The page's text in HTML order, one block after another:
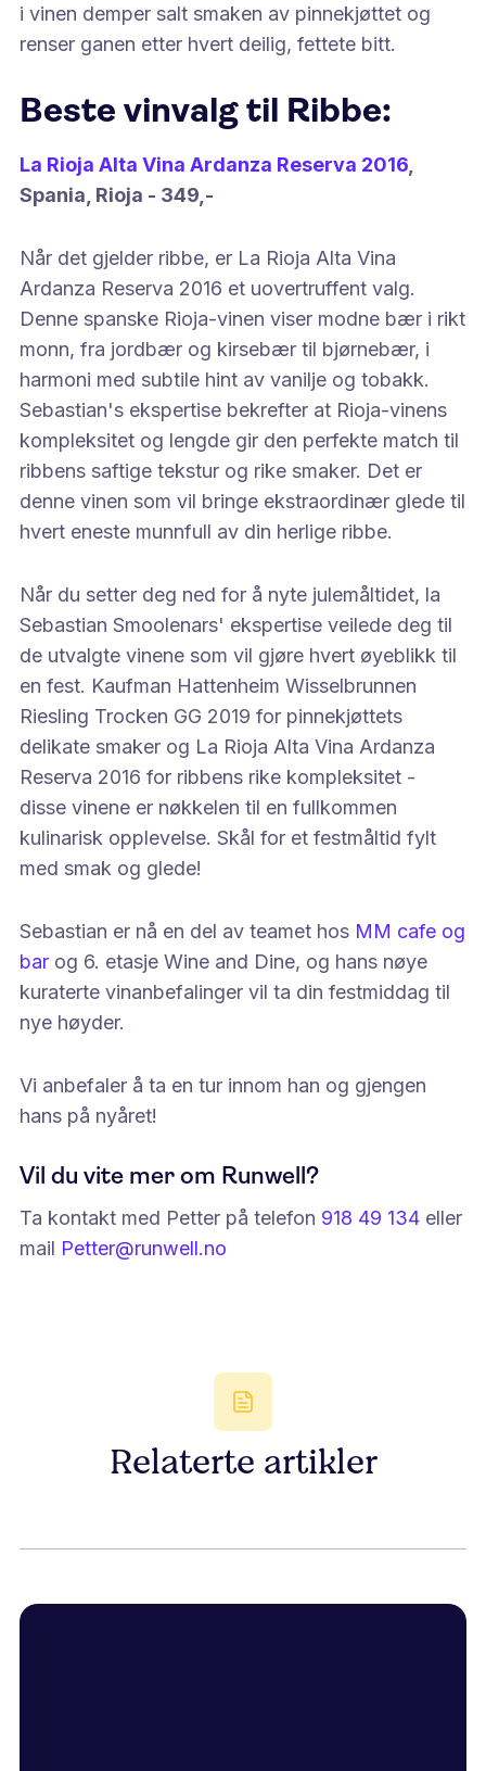
i vinen demper salt smaken av pinnekjøttet og
renser ganen etter hvert deilig, fettete bitt.
Beste vinvalg til Ribbe:
La Rioja Alta Vina Ardanza Reserva 2016
Spania, Rioja - 349,-
Når det gjelder ribbe, er La Rioja Alta Vina
Ardanza Reserva 2016 et uovertruffent valg.
Denne spanske Rioja-vinen viser modne bær i rikt
monn, fra jordbær og kirsebær til bjørnebær, i
harmoni med subtile hint av vanilje og tobakk.
Sebastian's ekspertise bekrefter at Rioja-vinens
kompleksitet og lengde gir den perfekte match til
ribbens saftige tekstur og rike smaker. Det er
denne vinen som vil bringe ekstraordinær glede til
hvert eneste munnfull av din herlige ribbe.
Når du setter deg ned for å nyte julemåltidet, la
Sebastian Smoolenars' ekspertise veilede deg til
de utvalgte vinene som vil gjøre hvert øyeblikk til
en fest. Kaufman Hattenheim Wisselbrunnen
Riesling Trocken GG 2019 for pinnekjøttets
delikate smaker og La Rioja Alta Vina Ardanza
Reserva 2016 for ribbens rike kompleksitet -
disse vinene er nøkkelen til en fullkommen
kulinarisk opplevelse. Skål for et festmåltid fylt
med smak og glede!
Sebastian er nå en del av teamet hos MM cafe og
bar og 6. etasje Wine and Dine, og hans nøye
kuraterte vinanbefalinger vil ta din festmiddag til
nye høyder.
Vi anbefaler å ta en tur innom han og gjengen
hans på nyåret!
Vil du vite mer om Runwell?
Ta kontakt med Petter på telefon 918 49 134 eller
mail Petter@runwell.no
Relaterte artikler